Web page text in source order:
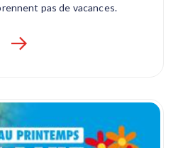
pas de vacances.